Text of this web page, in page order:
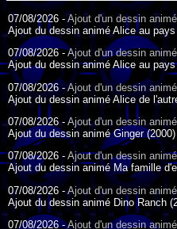
07/08/2026 - Ajout d'un dessin animé
Ajout du dessin animé Alice au
07/08/2026 -Ajout d'un dessin animé
Ajout du dessin animé Alice au
07/08/2026 -Ajout d'un dessin animé
Ajout du dessin animé Alice de
07/08/2026 -Ajout d'un dessin animé
Ajout du dessin animé Ginger
07/08/2026 - Ajout d'un dessin animé
Ajout du dessin animé Ma famille
07/08/2026 -Ajout d'un dessin animé
Ajout du dessin animé Dino Ranch
07/08/2026 -Ajout d'un dessin animé